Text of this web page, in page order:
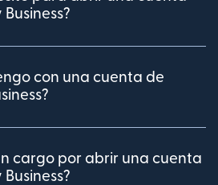
con una cuenta de
cargo por abrir una cuenta